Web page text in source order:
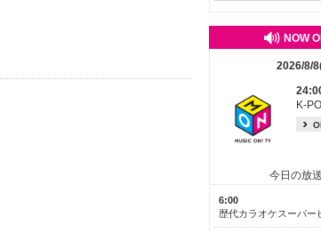
NOW
2026/8/
K-
今日の放
6:00
歴代カラオケスーパー